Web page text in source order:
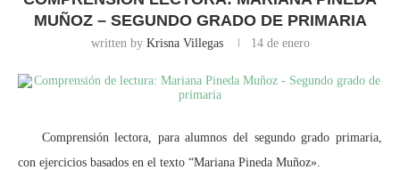
MUÑOZ – SEGUNDO GRADO DE PRIMARIA
written by Krisna Villegas 14 de enero
Comprensión lectora, para alumnos del segundo grado primaria,
con ejercicios basados en el texto “Mariana Pineda Muñoz».